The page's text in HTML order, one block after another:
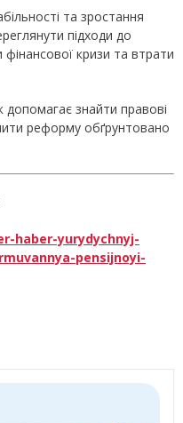
та зростання
підходи до
фінансової кризи та втрати
допомагає знайти правові
реформу обґрунтовано
haber-yurydychnyj-
pensijnoyi-